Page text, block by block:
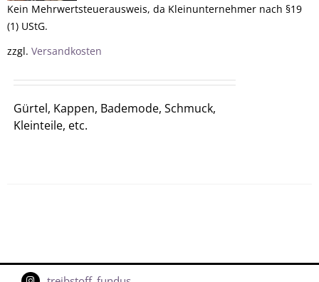
Kein Mehrwertsteuerausweis, da Kleinunternehmer nach §19
(1) UStG.
zzgl. Versandkosten
Gürtel, Kappen, Bademode, Schmuck,
Kleinteile, etc.